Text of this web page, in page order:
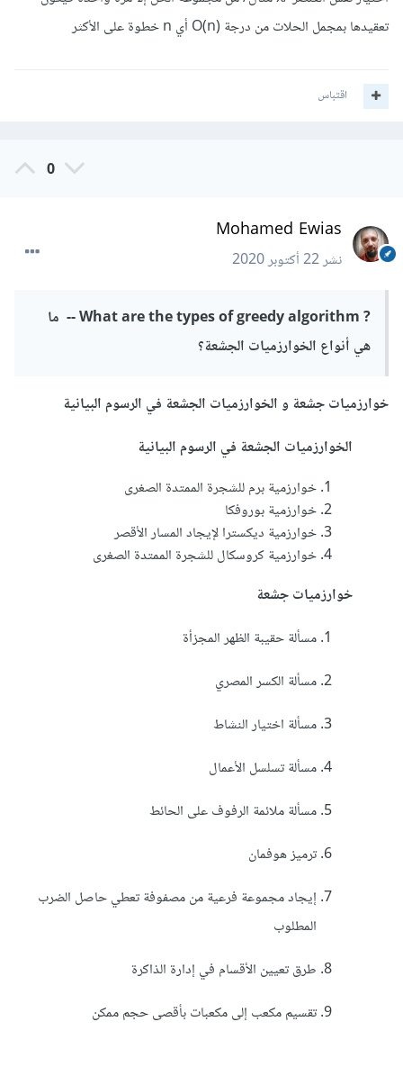
تعقيدها بمجمل الحلات من درجة (O(n أي n خطوة على الأكثر
اقتباس
0
Mohamed Ewias
نشر22 أكتوبر 2020
? What are the types of greedy algorithm -- ما
هي أنواع الخوارزميات الجشعة؟
خوارزميات جشعة و الخوارزميات الجشعة في الرسوم البيانية
الخوارزميات الجشعة في الرسوم البيانية
خوارزمية برم للشجرة الممتدة الصغرى
خوارزمية بوروفكا
خوارزمية ديكسترا لإيجاد المسار الأقصر
خوارزمية كروسكال للشجرة الممتدة الصغرى
خوارزميات جشعة
مسألة حقيبة الظهر المجزأة
مسألة الكسر المصري
مسألة اختيار النشاط
مسألة تسلسل الأعمال
مسألة ملائمة الرفوف على الحائط
ترميز هوفمان
إيجاد مجموعة فرعية من مصفوفة تعطي حاصل الضرب
المطلوب
طرق تعيين الأقسام في إدارة الذاكرة
تقسيم مكعب إلى مكعبات بأقصى حجم ممكن